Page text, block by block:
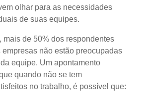
olhar para as necessidades
de suas equipes.
mais de 50% dos respondentes
empresas não estão preocupadas
equipe. Um apontamento
quando não se tem
no trabalho, é possível que: